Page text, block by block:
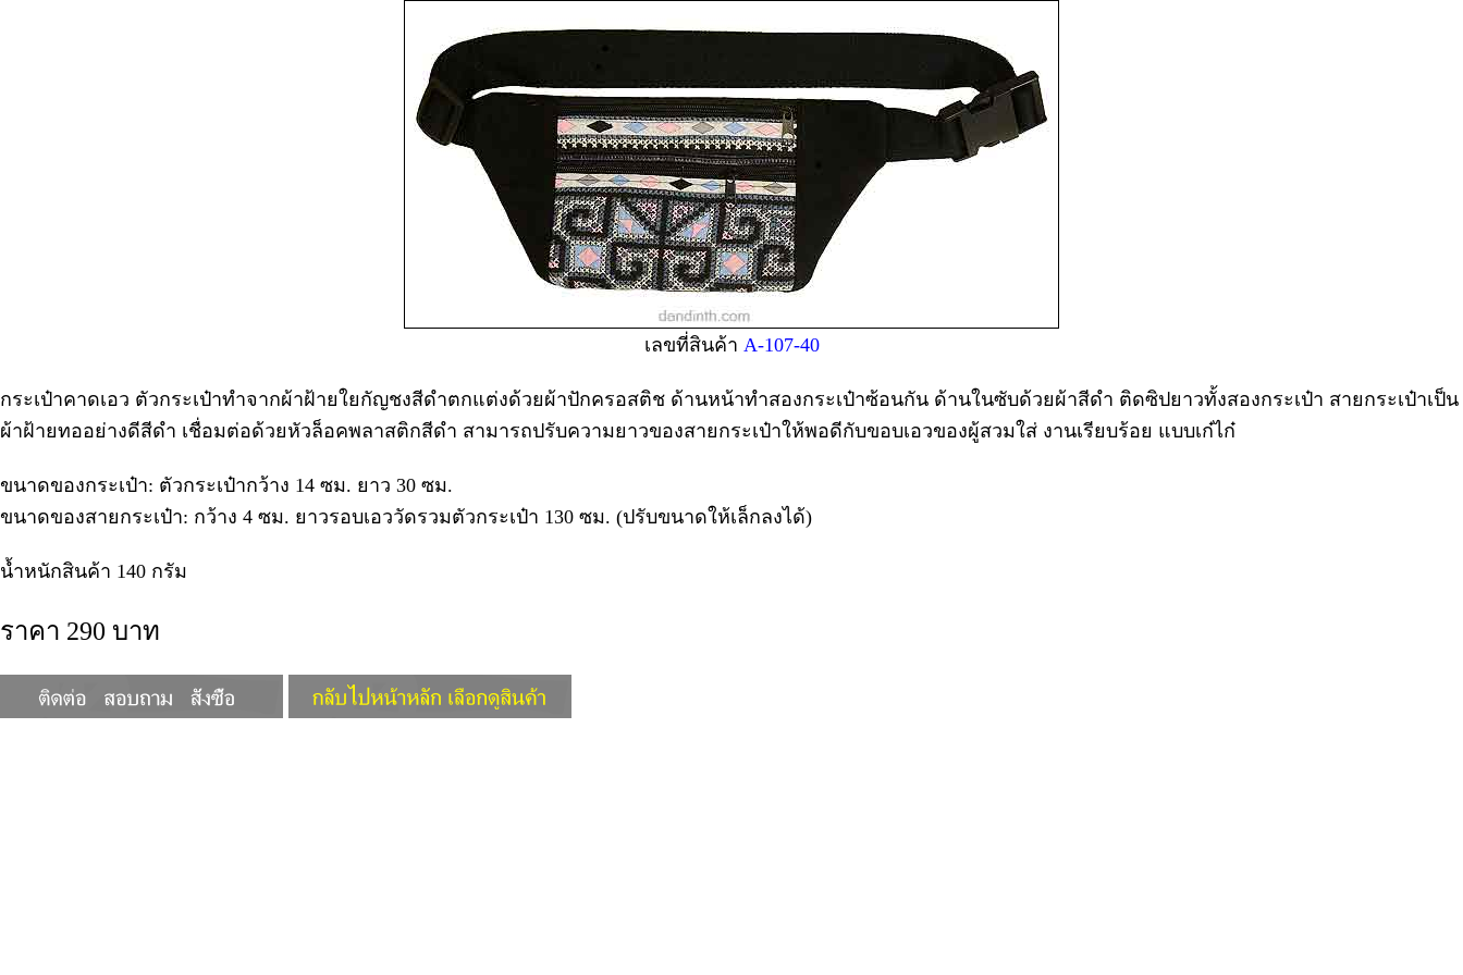
เลขที่สินค้า A-107-40
กระเป๋าคาดเอว ตัวกระเป๋าทำจากผ้าฝ้ายใยกัญชงสีดำตกแต่งด้วยผ้าปักครอสติช ด้านหน้าทำสองกระเป๋าซ้อนกัน ด้านในซับด้วยผ้าสีดำ ติดซิปยาวทั้งสองกระเป๋า สายกระเป๋าเป็น
ผ้าฝ้ายทออย่างดีสีดำ เชื่อมต่อด้วยหัวล็อคพลาสติกสีดำ สามารถปรับความยาวของสายกระเป๋าให้พอดีกับขอบเอวของผู้สวมใส่ งานเรียบร้อย แบบเก๋ไก๋
ขนาดของกระเป๋า: ตัวกระเป๋ากว้าง 14 ซม. ยาว 30 ซม.
ขนาดของสายกระเป๋า: กว้าง 4 ซม. ยาวรอบเอววัดรวมตัวกระเป๋า 130 ซม. (ปรับขนาดให้เล็กลงได้)
น้ำหนักสินค้า 140 กรัม
ราคา 290 บาท